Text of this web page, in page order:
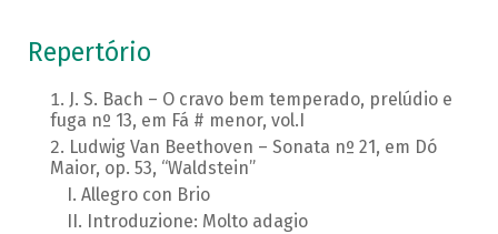
Repertório
J. S. Bach – O cravo bem temperado, prelúdio e
fuga nº 13, em Fá # menor, vol.I
Ludwig Van Beethoven – Sonata nº 21, em Dó
Maior, op. 53, “Waldstein”
Allegro con Brio
Introduzione: Molto adagio